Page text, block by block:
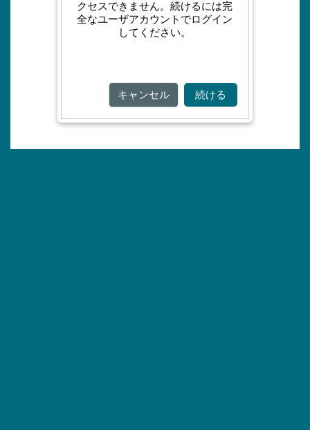
クセスできません。続けるには完
全なユーザアカウントでログイン
してください。
キャンセル 続ける